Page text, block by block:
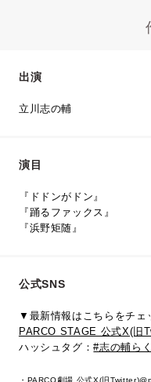
出演
立川志の輔
演目
『ドドンがドン』
『踊るファックス』
『浜野矩随』
公式SNS
▼最新情報はこちらをチェ
PARCO STAGE 公式X(旧
ハッシュタグ：#志の輔ら
・ PARCO劇場 公式X(旧